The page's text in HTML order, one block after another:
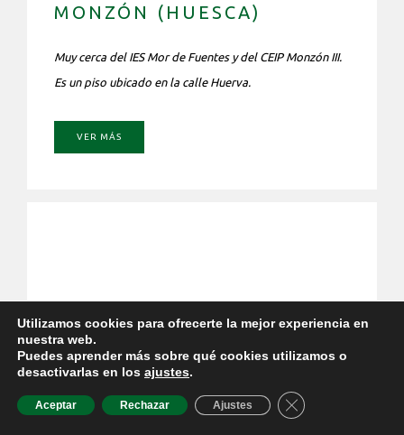
MONZÓN (HUESCA)
Muy cerca del IES Mor de Fuentes y del CEIP Monzón III.
Es un piso ubicado en la calle Huerva.
VER MÁS
Utilizamos cookies para ofrecerte la mejor experiencia en
nuestra web.
Puedes aprender más sobre qué cookies utilizamos o
desactivarlas en los ajustes.
Aceptar Rechazar Ajustes CERRAR EL